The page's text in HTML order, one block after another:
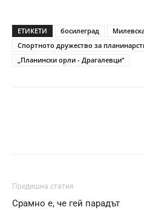
ЕТИКЕТИ босилеград
Спортното дружество за
„Планински орли - Драгалевци”
Предишна статия
Срамно е, че гей парадът